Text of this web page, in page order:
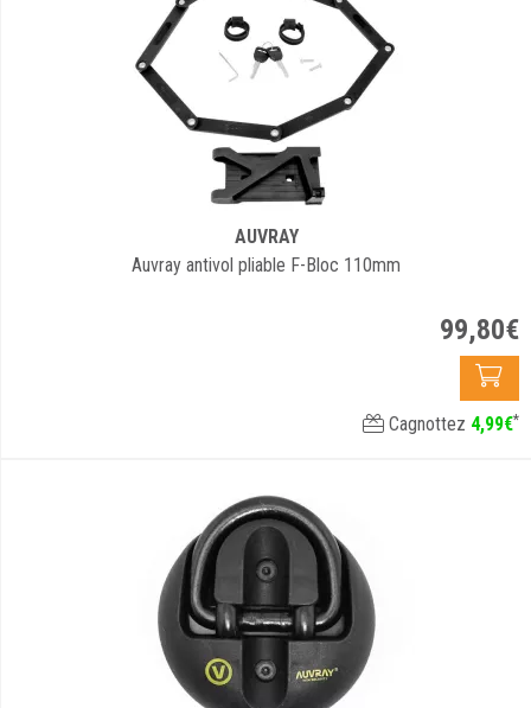
AUVRAY
Auvray antivol pliable F-Bloc 110mm
99,80€
Cagnottez 4,99€*